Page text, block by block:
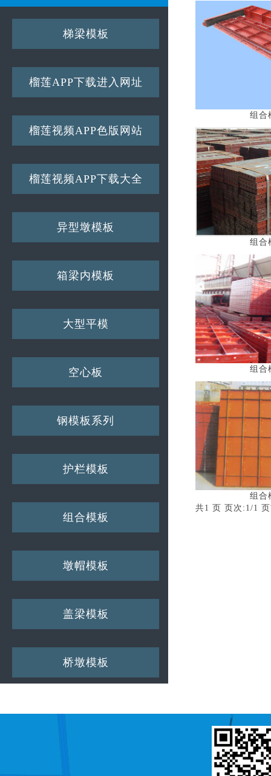
梯梁模板
榴莲APP下载进入网址
榴莲视频APP色版网站
榴莲视频APP下载大全
异型墩模板
箱梁内模板
大型平模
空心板
钢模板系列
护栏模板
组合模板
墩帽模板
盖梁模板
桥墩模板
组合
组合
组合
组合
共1 页 页次:1/1 页